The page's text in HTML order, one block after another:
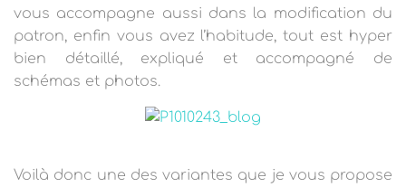
vous accompagne aussi dans la modification du
patron, enfin vous avez l’habitude, tout est hyper
bien détaillé, expliqué et accompagné de
schémas et photos.
Voilà donc une des variantes que je vous propose